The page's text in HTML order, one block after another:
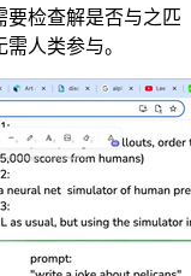
要检查解是否与之匹
人类参与。